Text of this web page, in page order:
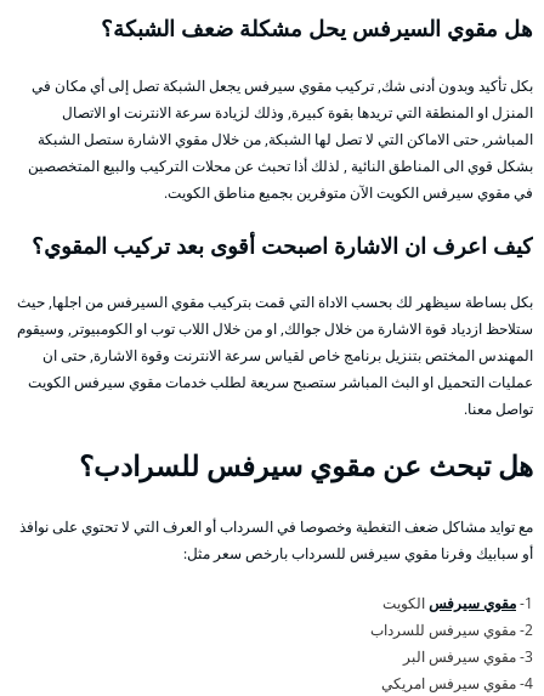
هل مقوي السيرفس يحل مشكلة ضعف الشبكة؟
بكل تأكيد وبدون أدنى شك, تركيب مقوي سيرفس يجعل الشبكة تصل إلى أي مكان في
المنزل او المنطقة التي تريدها بقوة كبيرة, وذلك لزيادة سرعة الانترنت او الاتصال
المباشر, حتى الاماكن التي لا تصل لها الشبكة, من خلال مقوي الاشارة ستصل الشبكة
بشكل قوي الى المناطق النائية , لذلك أذا تحبث عن محلات التركيب والبيع المتخصصين
في مقوي سيرفس الكويت الآن متوفرين بجميع مناطق الكويت.
كيف اعرف ان الاشارة اصبحت أقوى بعد تركيب المقوي؟
بكل بساطة سيظهر لك بحسب الاداة التي قمت بتركيب مقوي السيرفس من اجلها, حيث
ستلاحظ ازدياد قوة الاشارة من خلال جوالك, او من خلال اللاب توب او الكومبيوتر, وسيقوم
المهندس المختص بتنزيل برنامج خاص لقياس سرعة الانترنت وقوة الاشارة, حتى ان
عمليات التحميل او البث المباشر ستصبح سريعة لطلب خدمات مقوي سيرفس الكويت
تواصل معنا.
هل تبحث عن مقوي سيرفس للسرادب؟
مع توايد مشاكل ضعف التغطية وخصوصا في السرداب أو العرف التي لا تحتوي على نوافذ
أو سبابيك وفرنا مقوي سيرفس للسرداب بارخص سعر مثل:
1- مقوي سيرفسالكويت
2- مقوي سيرفس للسرداب
3- مقوي سيرفس البر
4- مقوي سيرفس امريكي